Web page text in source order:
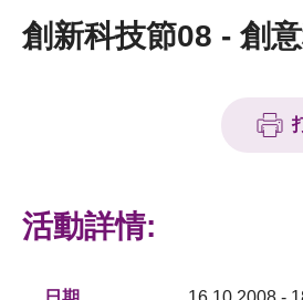
科技分享
創新科技節08 - 創
活動詳情: